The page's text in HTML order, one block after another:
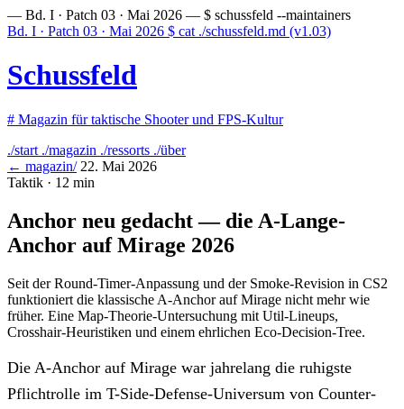
— Bd. I · Patch 03 · Mai 2026 — $ schussfeld --maintainers
Bd. I · Patch 03 · Mai 2026 $ cat ./schussfeld.md (v1.03)
Schussfeld
# Magazin für taktische Shooter und FPS-Kultur
./start ./magazin ./ressorts ./über
← magazin/ 22. Mai 2026
Taktik · 12 min
Anchor neu gedacht — die A-Lange-
Anchor auf Mirage 2026
Seit der Round-Timer-Anpassung und der Smoke-Revision in CS2
funktioniert die klassische A-Anchor auf Mirage nicht mehr wie
früher. Eine Map-Theorie-Untersuchung mit Util-Lineups,
Crosshair-Heuristiken und einem ehrlichen Eco-Decision-Tree.
Die A-Anchor auf Mirage war jahrelang die ruhigste
Pflichtrolle im T-Side-Defense-Universum von Counter-